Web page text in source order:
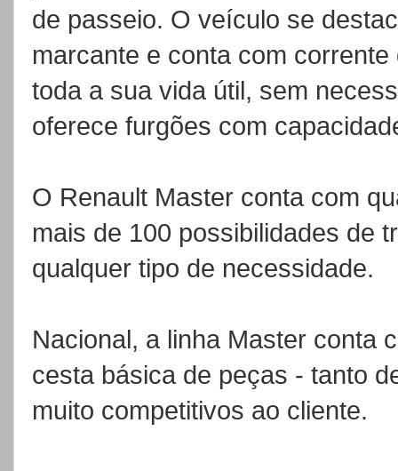
de passeio. O veículo se
marcante e conta com
toda a sua vida útil, sem
oferece furgões com
O Renault Master conta com
mais de 100 possibilidades de
qualquer tipo de necessidade.
Nacional, a linha Master conta
cesta básica de peças - tanto
muito competitivos ao cliente.